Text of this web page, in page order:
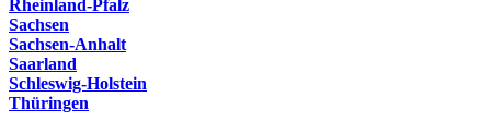
Rheinland-Pfalz
Sachsen
Sachsen-Anhalt
Saarland
Schleswig-Holstein
Thüringen